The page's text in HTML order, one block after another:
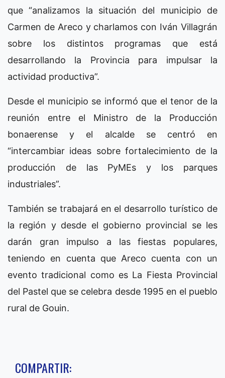
que “analizamos la situación del municipio de
Carmen de Areco y charlamos con Iván Villagrán
sobre los distintos programas que está
desarrollando la Provincia para impulsar la
actividad productiva”.
Desde el municipio se informó que el tenor de la
reunión entre el Ministro de la Producción
bonaerense y el alcalde se centró en
“intercambiar ideas sobre fortalecimiento de la
producción de las PyMEs y los parques
industriales”.
También se trabajará en el desarrollo turístico de
la región y desde el gobierno provincial se les
darán gran impulso a las fiestas populares,
teniendo en cuenta que Areco cuenta con un
evento tradicional como es La Fiesta Provincial
del Pastel que se celebra desde 1995 en el pueblo
rural de Gouin.
COMPARTIR: